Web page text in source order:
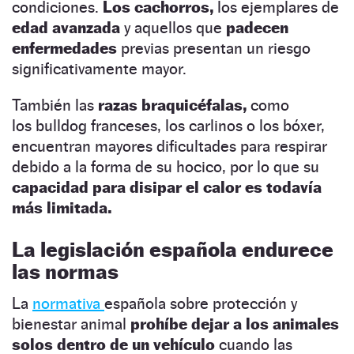
condiciones. Los cachorros, los ejemplares de
edad avanzada y aquellos que padecen
enfermedades previas presentan un riesgo
significativamente mayor.
También las razas braquicéfalas, como
los bulldog franceses, los carlinos o los bóxer,
encuentran mayores dificultades para respirar
debido a la forma de su hocico, por lo que su
capacidad para disipar el calor es todavía
más limitada.
La legislación española endurece
las normas
La normativa española sobre protección y
bienestar animal prohíbe dejar a los animales
solos dentro de un vehículo cuando las